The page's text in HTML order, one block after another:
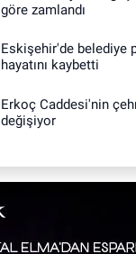
göre zamlandı
Eskişehir'de belediye
hayatını kaybetti
Erkoç Caddesi'nin
değişiyor